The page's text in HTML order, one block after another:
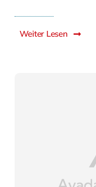
Weiter Lesen